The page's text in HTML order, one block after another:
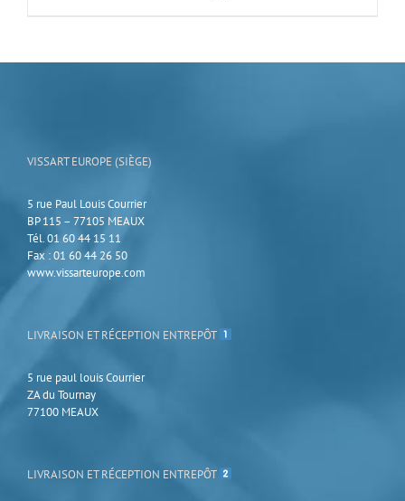
VISSART EUROPE (SIÈGE)
5 rue Paul Louis Courrier
BP 115 – 77105 MEAUX
Tél. 01 60 44 15 11
Fax : 01 60 44 26 50
www.vissarteurope.com
LIVRAISON ET RÉCEPTION ENTREPÔT
5 rue paul louis Courrier
ZA du Tournay
77100 MEAUX
LIVRAISON ET RÉCEPTION ENTREPÔT